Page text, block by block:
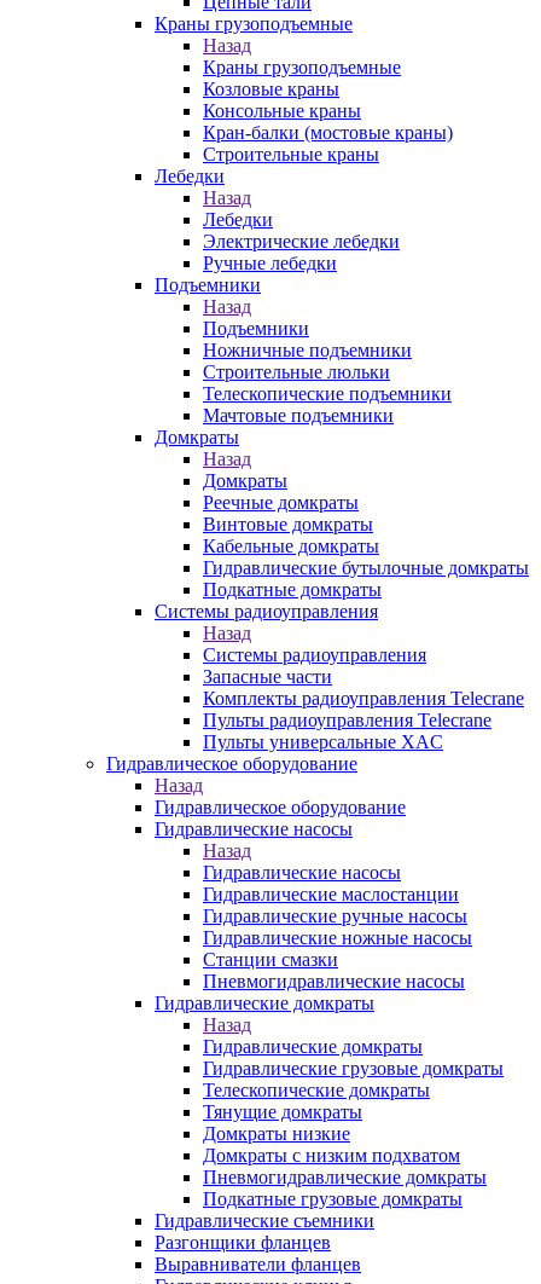
Краны грузоподъемные
Назад
Краны грузоподъемные
Козловые краны
Консольные краны
Кран-балки (мостовые краны)
Строительные краны
Лебедки
Назад
Лебедки
Электрические лебедки
Ручные лебедки
Подъемники
Назад
Подъемники
Ножничные подъемники
Строительные люльки
Телескопические подъемники
Мачтовые подъемники
Домкраты
Назад
Домкраты
Реечные домкраты
Винтовые домкраты
Кабельные домкраты
Гидравлические бутылочные домкраты
Подкатные домкраты
Системы радиоуправления
Назад
Системы радиоуправления
Запасные части
Комплекты радиоуправления Telecrane
Пульты радиоуправления Telecrane
Пульты универсальные XAC
Гидравлическое оборудование
Назад
Гидравлическое оборудование
Гидравлические насосы
Назад
Гидравлические насосы
Гидравлические маслостанции
Гидравлические ручные насосы
Гидравлические ножные насосы
Станции смазки
Пневмогидравлические насосы
Гидравлические домкраты
Назад
Гидравлические домкраты
Гидравлические грузовые домкраты
Телескопические домкраты
Тянущие домкраты
Домкраты низкие
Домкраты с низким подхватом
Пневмогидравлические домкраты
Подкатные грузовые домкраты
Гидравлические съемники
Разгонщики фланцев
Выравниватели фланцев